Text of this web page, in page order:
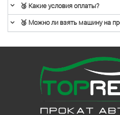
🥉 Какие условия оплаты?
🥉 Можно ли взять машину на